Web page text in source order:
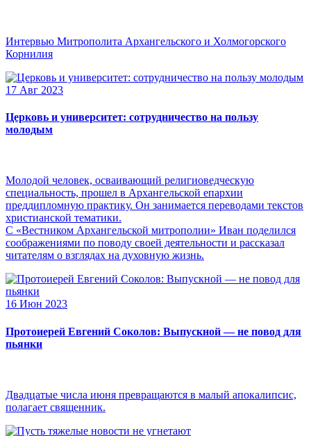
Интервью Митрополита Архангельского и Холмогорского
Корнилия
17 Авг 2023
Церковь и университет: сотрудничество на пользу
молодым
Молодой человек, осваивающий религиоведческую
специальность, прошел в Архангельской епархии
преддипломную практику. Он занимается переводами текстов
христианской тематики.
С «Вестником Архангельской митрополии» Иван поделился
соображениями по поводу своей деятельности и рассказал
читателям о взглядах на духовную жизнь.
16 Июн 2023
Протоиерей Евгений Соколов: Выпускной — не повод для
пьянки
Двадцатые числа июня превращаются в малый апокалипсис,
полагает священник.